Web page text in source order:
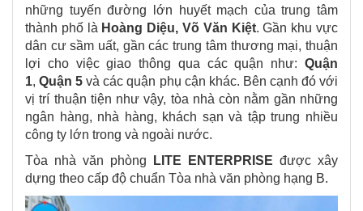
những tuyến đường lớn huyết mạch của trung tâm
thành phố là Hoàng Diệu, Võ Văn Kiệt. Gần khu vực
dân cư sầm uất, gần các trung tâm thương mại, thuận
lợi cho việc giao thông qua các quận như: Quận
1,Quận 5 và các quận phụ cận khác. Bên cạnh đó với
vị trí thuận tiện như vậy, tòa nhà còn nằm gần những
ngân hàng, nhà hàng, khách sạn và tập trung nhiều
công ty lớn trong và ngoài nước.
Tòa nhà văn phòng
LITE ENTERPRISE được xây
dựng theo cấp độ chuẩn Tòa nhà văn phòng hạng B.